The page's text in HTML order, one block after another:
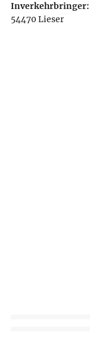
Inverkehrbringer:
54470 Lieser